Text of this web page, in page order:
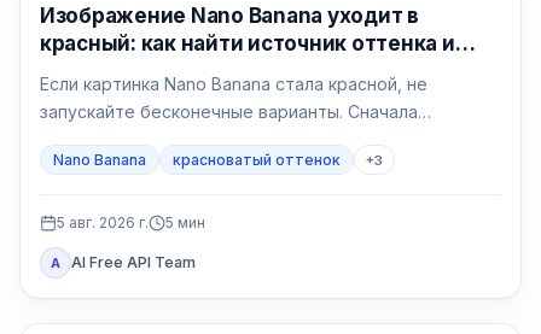
Генерация изображений ИИ
Изображение Nano Banana уходит в
красный: как найти источник оттенка и
исправить его
Если картинка Nano Banana стала красной, не
запускайте бесконечные варианты. Сначала
сравните исходный файл в двух программах, затем
сделайте нейтральный тест без референса и
Nano Banana красноватый оттенок +3
5 авг. 2026 г. 5 мин
A AI Free API Team